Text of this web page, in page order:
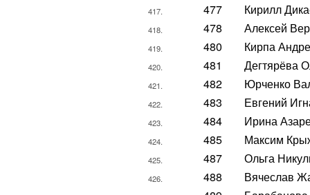
417. 477 Кирилл
418. 478 Алексей
419. 480 Кирпа
420. 481 Дегтярёва
421. 482 Юрченко
422. 483 Евгений
423. 484 Ирина
424. 485 Максим
425. 487 Ольга
426. 488 Вячеслав